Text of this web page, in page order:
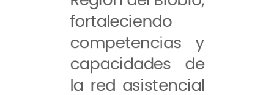
fortaleciendo
competencias y
capacidades de
la red asistencial